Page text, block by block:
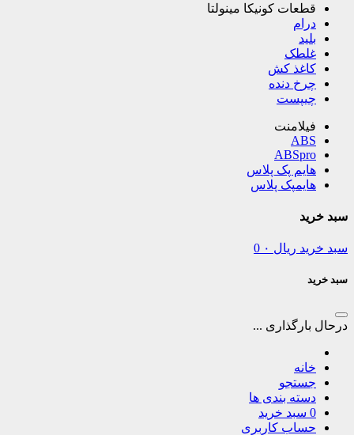
قطعات کونیکا مینولتا
درام
بلید
غلطک
کاغذ کش
چرخ دنده
چیپست
فیلامنت
ABS
ABSpro
هایم پک پلاس
هایمپک پلاس
سبد خرید
سبد خرید ریال 0
سبد خرید
درحال بارگذاری ...
خانه
جستجو
دسته بندی ها
0 سبد خرید
حساب کاربری